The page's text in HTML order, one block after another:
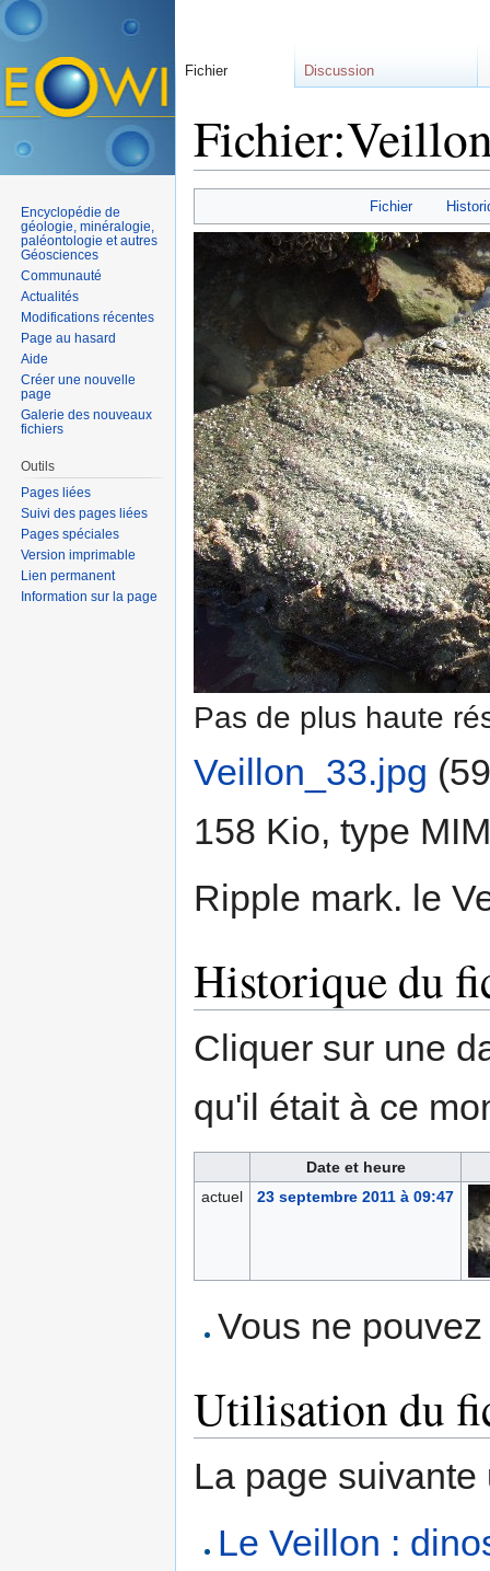
Fichier
Pas de plus haute
Veillon_33.jpg
158 Kio, type
Ripple mark. le
Historique du
Cliquer sur une
qu'il était à ce
Date et heure
actuel
23 septembre 2011 à 09:47
Vous ne
Utilisation du
La page
Le Veillon :
Fichier Discussion
Encyclopédie de
géologie, minéralogie,
paléontologie et autres
Géosciences
Communauté
Actualités
Modifications récentes
Page au hasard
Aide
Créer une nouvelle
page
Galerie des nouveaux
fichiers
Outils
Pages liées
Suivi des pages liées
Pages spéciales
Version imprimable
Lien permanent
Information sur la page